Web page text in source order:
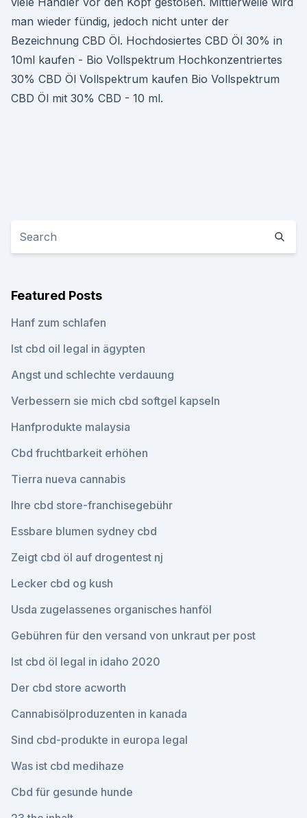
man wieder fündig, jedoch nicht unter der
Bezeichnung CBD Öl. Hochdosiertes CBD Öl 30% in
10ml kaufen - Bio Vollspektrum Hochkonzentriertes
30% CBD Öl Vollspektrum kaufen Bio Vollspektrum
CBD Öl mit 30% CBD - 10 ml.
Featured Posts
Hanf zum schlafen
Ist cbd oil legal in ägypten
Angst und schlechte verdauung
Verbessern sie mich cbd softgel kapseln
Hanfprodukte malaysia
Cbd fruchtbarkeit erhöhen
Tierra nueva cannabis
Ihre cbd store-franchisegebühr
Essbare blumen sydney cbd
Zeigt cbd öl auf drogentest nj
Lecker cbd og kush
Usda zugelassenes organisches hanföl
Gebühren für den versand von unkraut per post
Ist cbd öl legal in idaho 2020
Der cbd store acworth
Cannabisölproduzenten in kanada
Sind cbd-produkte in europa legal
Was ist cbd medihaze
Cbd für gesunde hunde